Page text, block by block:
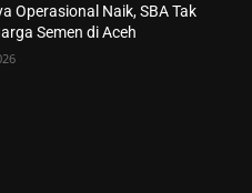
Operasional Naik, SBA Tak
Semen di Aceh